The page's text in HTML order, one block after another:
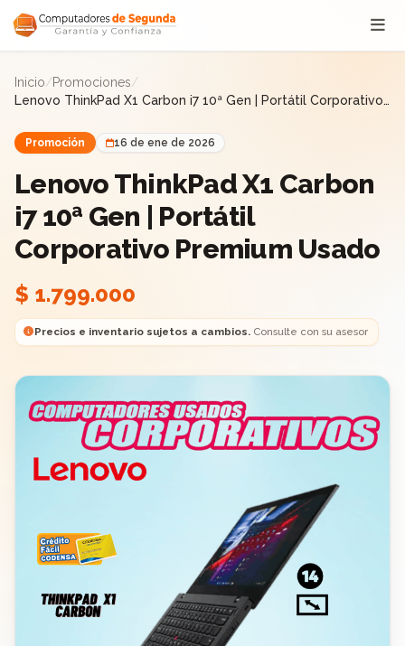
Saltar al contenido
Inicio/Promociones/
Lenovo ThinkPad X1 Carbon i7 10ª Gen | Portátil Corporativo
Promoción 16 de ene de 2026
Lenovo ThinkPad X1 Carbon
i7 10ª Gen | Portátil
Corporativo Premium Usado
$ 1.799.000
Precios e inventario sujetos a cambios.Consulte con su asesor